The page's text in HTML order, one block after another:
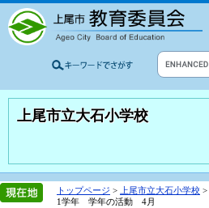
上尾市立大石小学校
トップページ > 上尾市立大石小学校 >
1学年 学年の活動 4月